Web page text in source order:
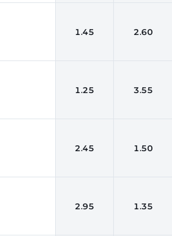
1.45 2.60
1.25 3.55
2.45 1.50
2.95 1.35